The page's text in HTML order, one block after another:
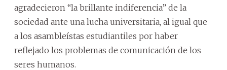
agradecieron “la brillante indiferencia” de la
sociedad ante una lucha universitaria, al igual que
a los asambleístas estudiantiles por haber
reflejado los problemas de comunicación de los
seres humanos.